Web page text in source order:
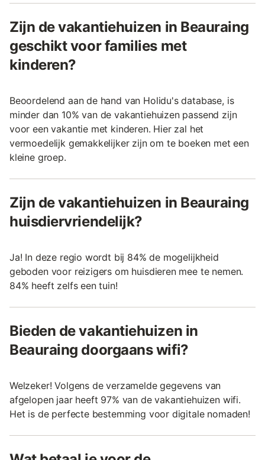
Zijn de vakantiehuizen in Beauraing
geschikt voor families met
kinderen?
Beoordelend aan de hand van Holidu's database, is
minder dan 10% van de vakantiehuizen passend zijn
voor een vakantie met kinderen. Hier zal het
vermoedelijk gemakkelijker zijn om te boeken met een
kleine groep.
Zijn de vakantiehuizen in Beauraing
huisdiervriendelijk?
Ja! In deze regio wordt bij 84% de mogelijkheid
geboden voor reizigers om huisdieren mee te nemen.
84% heeft zelfs een tuin!
Bieden de vakantiehuizen in
Beauraing doorgaans wifi?
Welzeker! Volgens de verzamelde gegevens van
afgelopen jaar heeft 97% van de vakantiehuizen wifi.
Het is de perfecte bestemming voor digitale nomaden!